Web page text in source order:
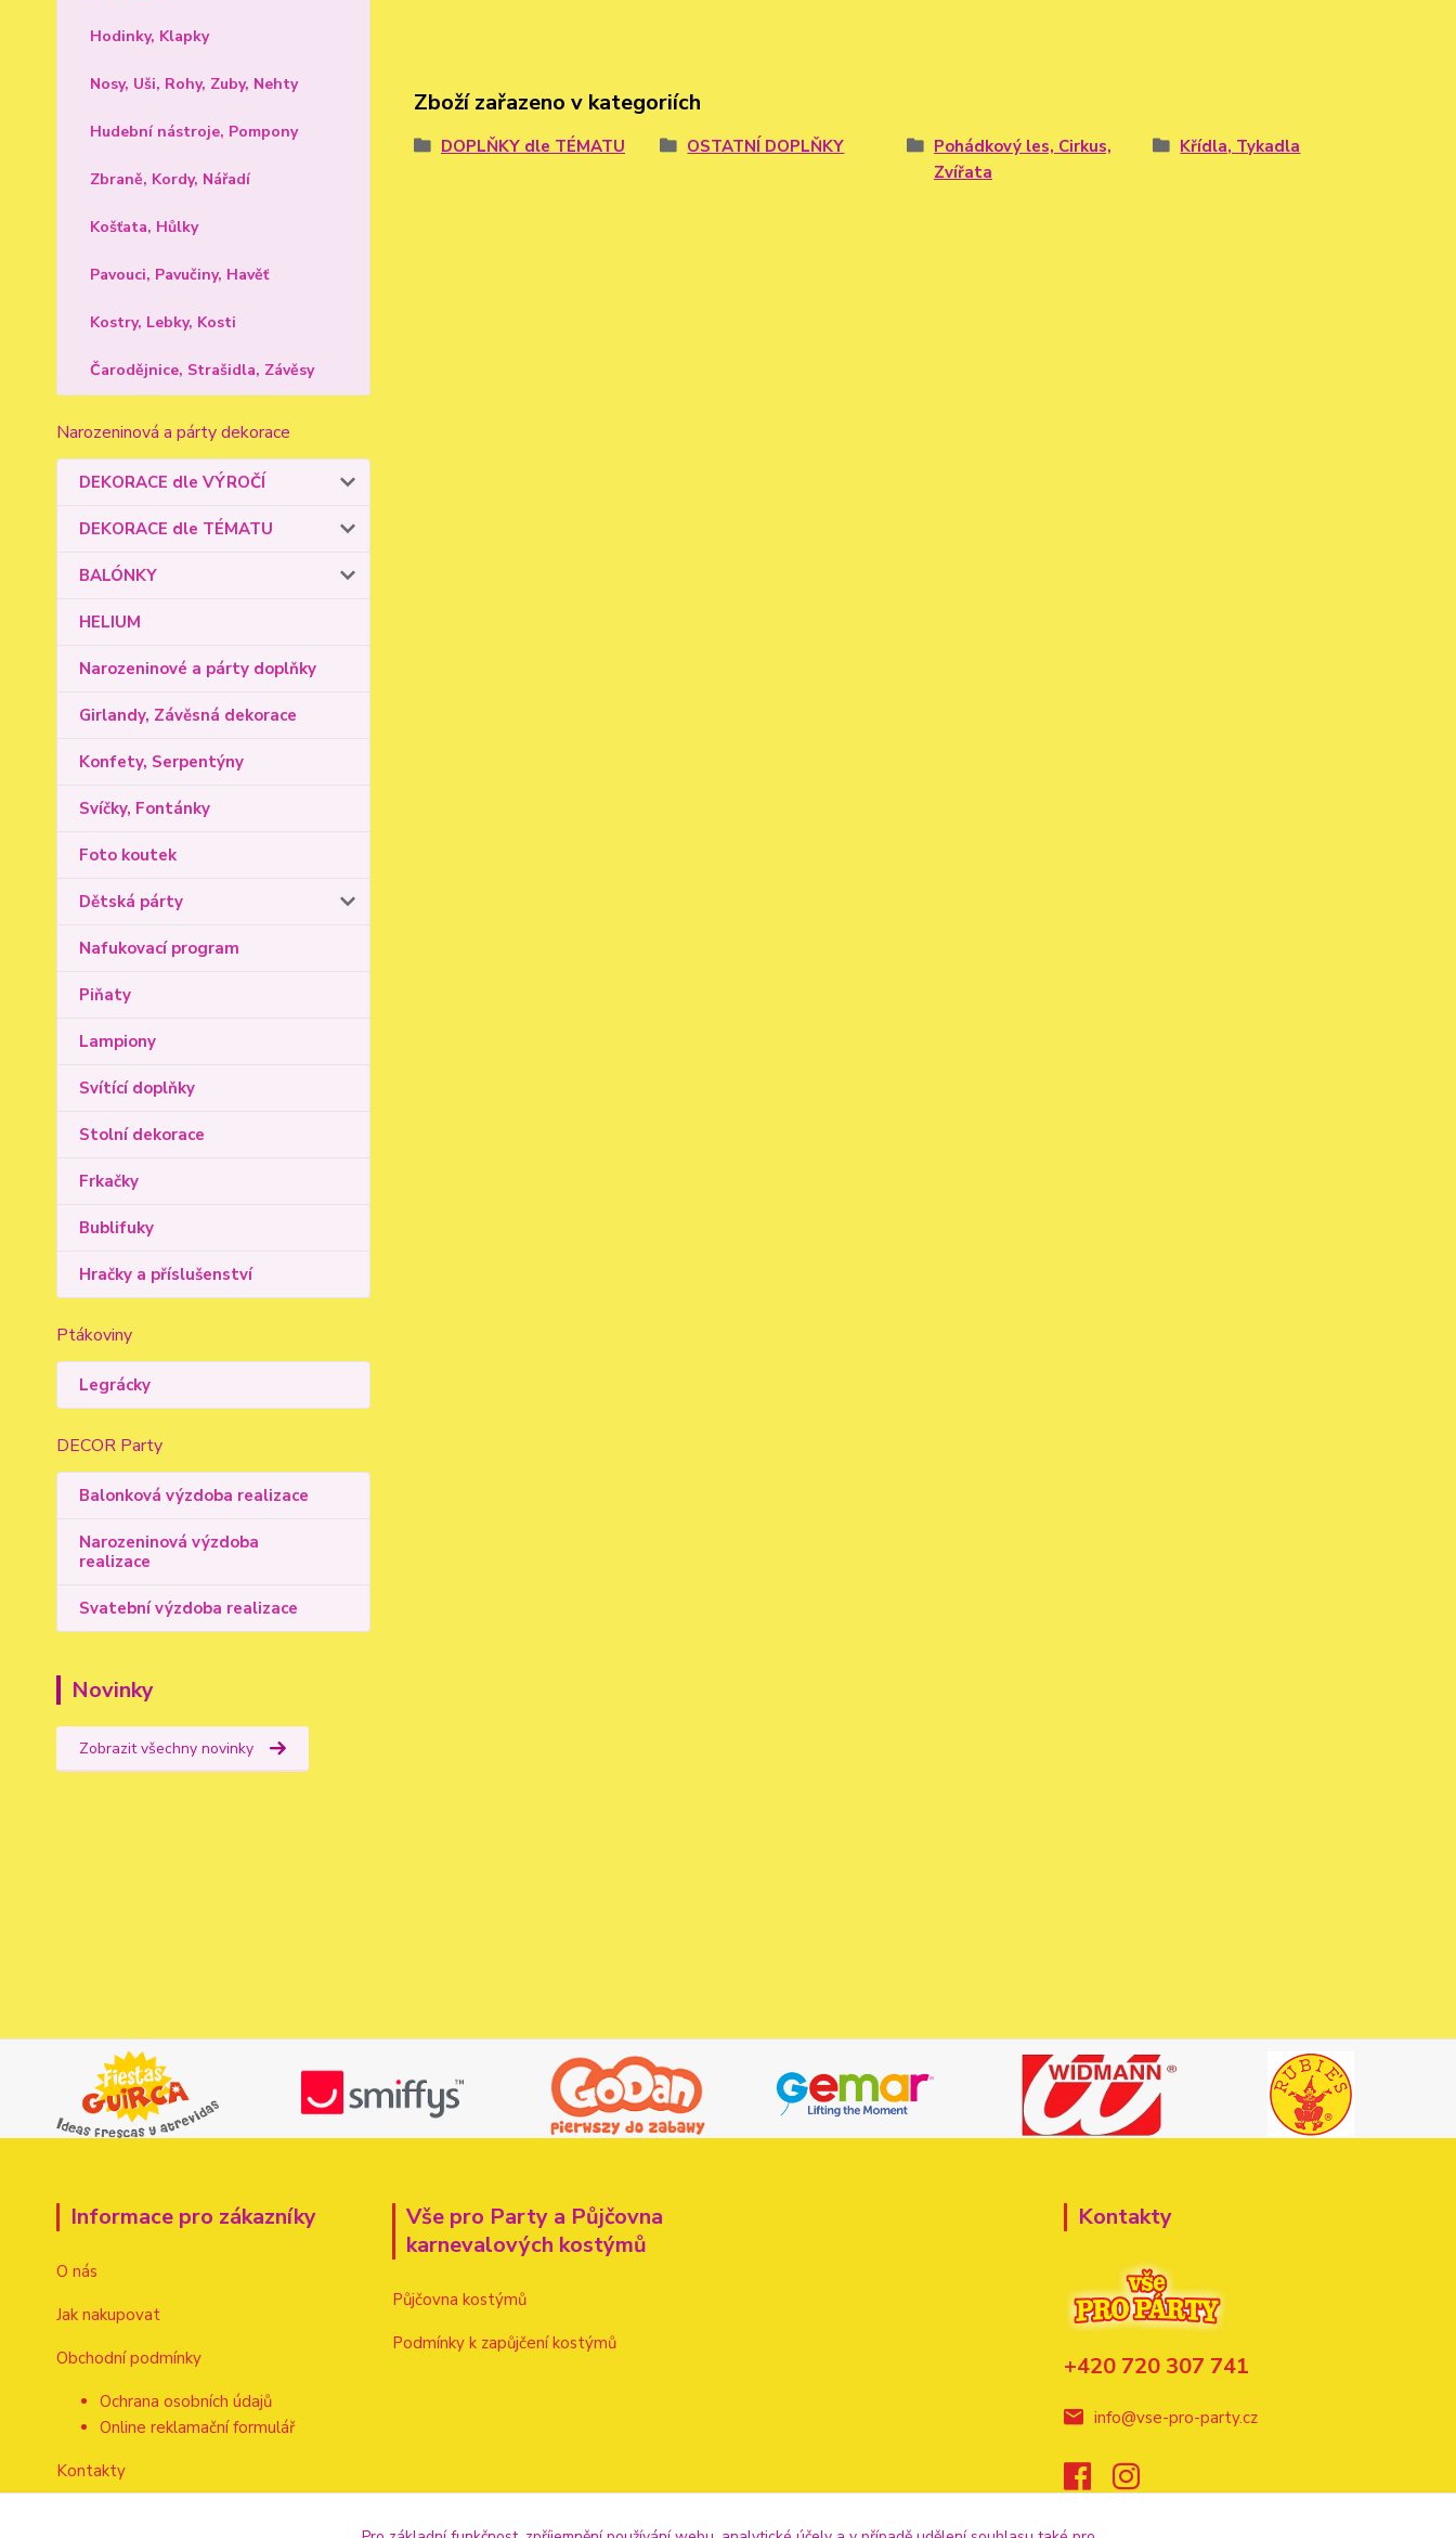
Hodinky, Klapky
Nosy, Uši, Rohy, Zuby, Nehty
Hudební nástroje, Pompony
Zbraně, Kordy, Nářadí
Košťata, Hůlky
Pavouci, Pavučiny, Havěť
Kostry, Lebky, Kosti
Čarodějnice, Strašidla, Závěsy
Narozeninová a párty dekorace
DEKORACE dle VÝROČÍ
DEKORACE dle TÉMATU
BALÓNKY
HELIUM
Narozeninové a párty doplňky
Girlandy, Závěsná dekorace
Konfety, Serpentýny
Svíčky, Fontánky
Foto koutek
Dětská párty
Nafukovací program
Piňaty
Lampiony
Svítící doplňky
Stolní dekorace
Frkačky
Bublifuky
Hračky a příslušenství
Ptákoviny
Legrácky
DECOR Party
Balonková výzdoba realizace
Narozeninová výzdoba
realizace
Svatební výzdoba realizace
Novinky
Zobrazit všechny novinky
Zboží zařazeno v kategoriích
DOPLŇKY dle TÉMATU OSTATNÍ DOPLŇKY
Pohádkový les, Cirkus,
Zvířata
Křídla, Tykadla
Informace pro zákazníky
O nás
Jak nakupovat
Obchodní podmínky
Ochrana osobních údajů
Online reklamační formulář
Kontakty
Vše pro Party a Půjčovna
karnevalových kostýmů
Půjčovna kostýmů
Podmínky k zapůjčení kostýmů
Kontakty
+420 720 307 741
info@vse-pro-party.cz